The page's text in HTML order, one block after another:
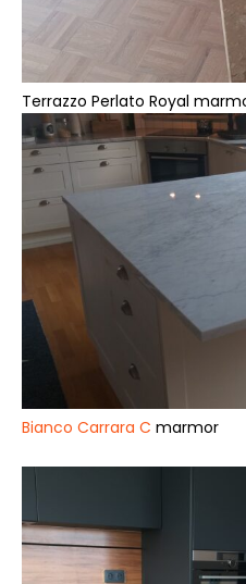
Terrazzo Perlato Royal
Bianco Carrara C marmor